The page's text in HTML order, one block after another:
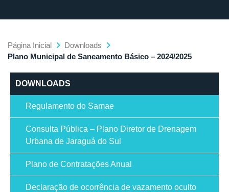
Página Inicial
Downloads
Plano Municipal de Saneamento Básico – 2024/2025
DOWNLOADS
Regulamento do Samae
Consulta Pública – Plano Diretor de Drenagem
Urbana de Jaraguá do Sul
Plano de Contratações Anual
Declaração de ocorrência de vazamento oculto